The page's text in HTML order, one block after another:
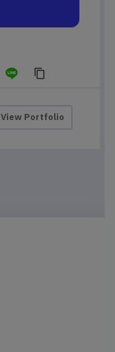
View Portfolio